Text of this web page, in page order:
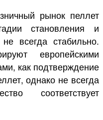
рынок пеллет
становления и
всегда стабильно.
европейскими
как подтверждение
однако не всегда
соответствует